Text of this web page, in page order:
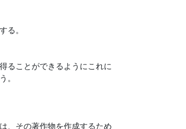
る。
ることができるようにこれに
。
、その著作物を作成するため